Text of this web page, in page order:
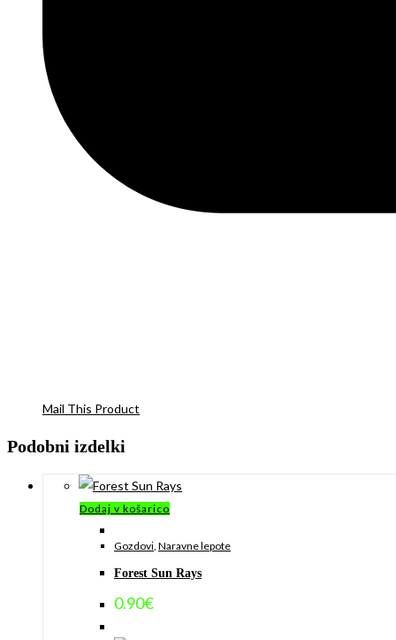
Mail This Product
Podobni izdelki
Dodaj v košarico
Gozdovi Naravne lepote
Forest Sun Rays
0.90€